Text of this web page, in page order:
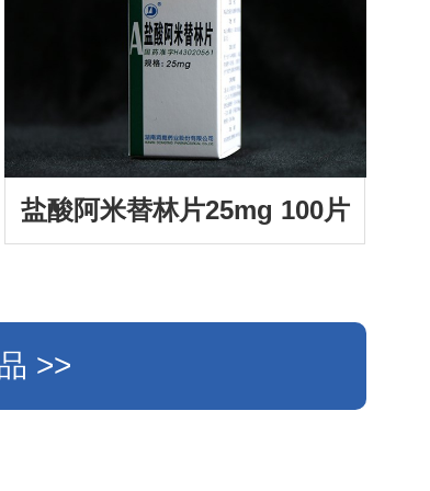
盐酸阿米替林片25mg 100片
>>